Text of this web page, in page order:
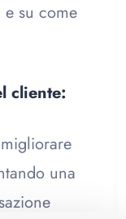
e su come
cliente:
una